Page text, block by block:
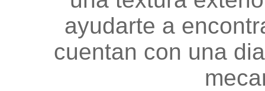
ayudarte a
cuentan con una